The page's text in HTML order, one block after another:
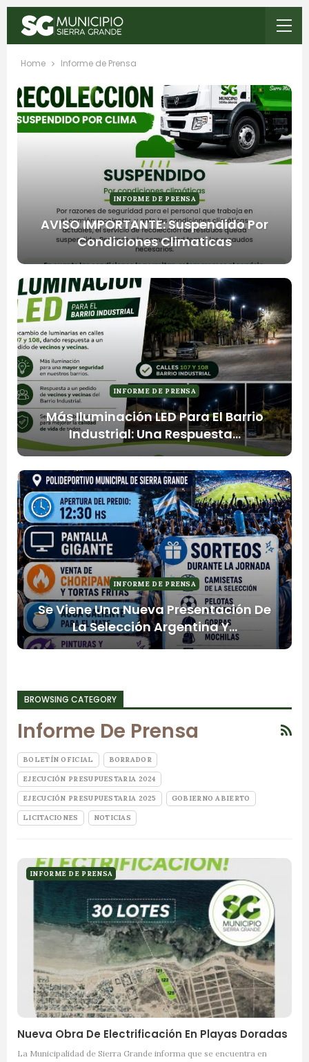
Home Informe de Prensa
INFORME DE PRENSA
AVISO IMPORTANTE: Suspendido Por
Condiciones Climaticas
INFORME DE PRENSA
Más Iluminación LED Para El Barrio
Industrial: Una Respuesta…
INFORME DE PRENSA
Se Viene Una Nueva Presentación De
La Selección Argentina Y…
BROWSING CATEGORY
Informe De Prensa
BOLETÍN OFICIAL BORRADOR
EJECUCIÓN PRESUPUESTARIA 2024
EJECUCIÓN PRESUPUESTARIA 2025 GOBIERNO ABIERTO
LICITACIONES NOTICIAS
INFORME DE PRENSA
Nueva Obra De Electrificación En Playas Doradas
La Municipalidad de Sierra Grande informa que se encuentra en